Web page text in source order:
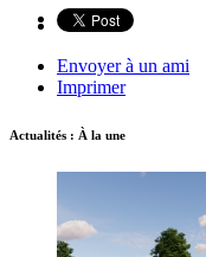
Envoyer à un ami
Imprimer
Actualités : À la une